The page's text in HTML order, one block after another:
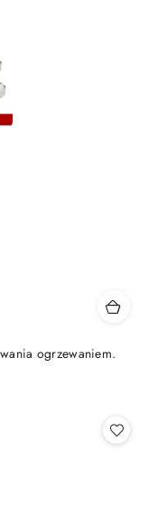
ogrzewaniem.